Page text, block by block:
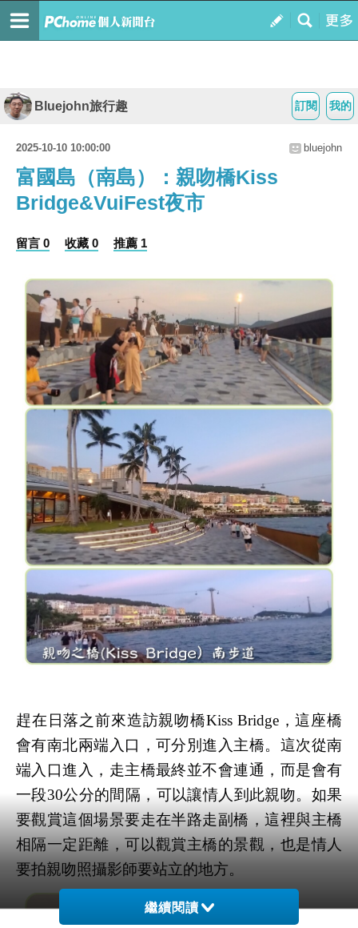
我的
訂閱
Bluejohn旅行趣
2025-10-10 10:00:00 bluejohn
富國島（南島）： 親吻橋Kiss
Bridge&VuiFest夜市
留言 0 收藏 0 推薦 1
趕在日落之前來造訪親吻橋Kiss Bridge，這座橋
會有南北兩端入口，可分別進入主橋。這次從南
端入口進入，走主橋最終並不會連通，而是會有
一段30公分的間隔，可以讓情人到此親吻。如果
要觀賞這個場景要走在半路走副橋，這裡與主橋
相隔一定距離，可以觀賞主橋的景觀，也是情人
要拍親吻照攝影師要站立的地方。
繼續閱讀